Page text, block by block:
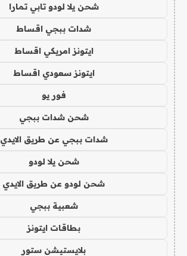
شحن يلا لودو تابي تمارا
شدات ببجي اقساط
ايتونز امريكي اقساط
ايتونز سعودي اقساط
فور يو
شحن شدات ببجي
شدات ببجي عن طريق الايدي
شحن يلا لودو
شحن لودو عن طريق الايدي
شعبية ببجي
بطاقات ايتونز
بلايستيشن ستور